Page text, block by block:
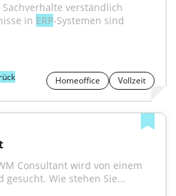
verständlich
in ERP-Systemen sind
Homeoffice Vollzeit
Consultant wird von einem
gesucht. Wie stehen Sie...